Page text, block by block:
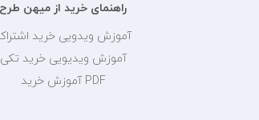
راهنمای خرید از میهن طرح
آموزش ویدویی خرید
آموزش ویدیویی خرید تکی
PDF آموزش خرید